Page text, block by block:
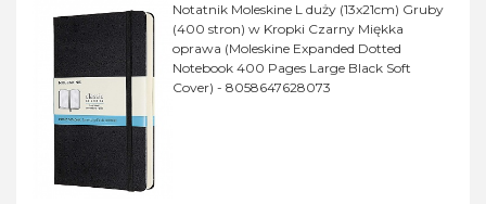
Notatnik Moleskine L duży (13x21cm) Gruby
(400 stron) w Kropki Czarny Miękka
oprawa (Moleskine Expanded Dotted
Notebook 400 Pages Large Black Soft
Cover) - 8058647628073